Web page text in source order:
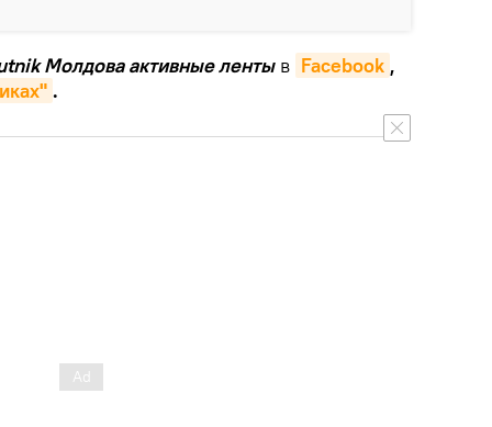
Молдова активные ленты в Facebook ,
.